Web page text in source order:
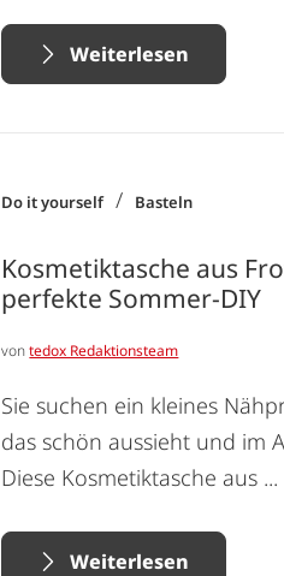
Weiterlesen
Do it yourself / Basteln
Kosmetiktasche aus
perfekte Sommer-DIY
vontedox Redaktionsteam
Sie suchen ein kleines
das schön aussieht und im
Diese Kosmetiktasche aus ...
Weiterlesen